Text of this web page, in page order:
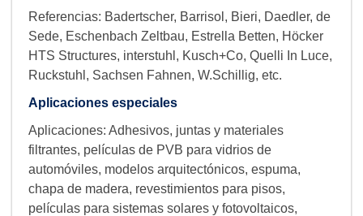
Referencias: Badertscher, Barrisol, Bieri, Daedler, de
Sede, Eschenbach Zeltbau, Estrella Betten, Höcker
HTS Structures, interstuhl, Kusch+Co, Quelli In Luce,
Ruckstuhl, Sachsen Fahnen, W.Schillig, etc.
Aplicaciones especiales
Aplicaciones: Adhesivos, juntas y materiales
filtrantes, películas de PVB para vidrios de
automóviles, modelos arquitectónicos, espuma,
chapa de madera, revestimientos para pisos,
películas para sistemas solares y fotovoltaicos,